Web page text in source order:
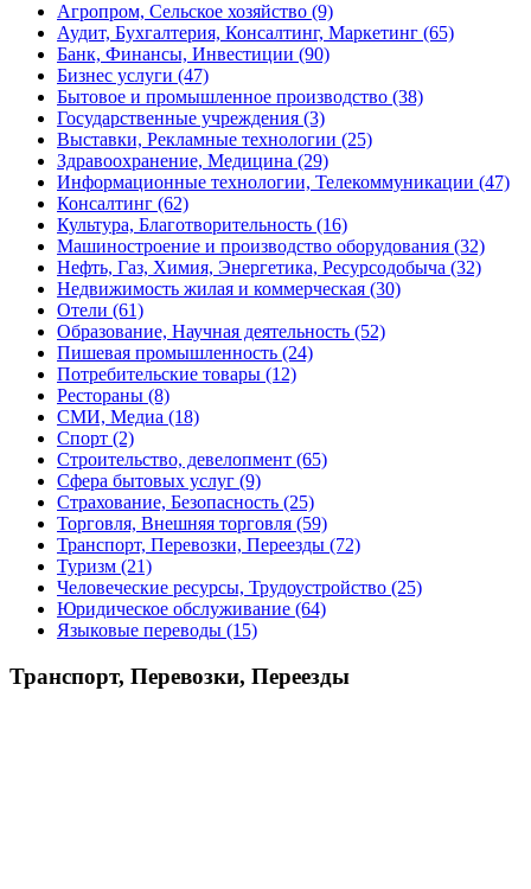
Агропром, Сельское хозяйство (9)
Аудит, Бухгалтерия, Консалтинг, Маркетинг (65)
Банк, Финансы, Инвестиции (90)
Бизнес услуги (47)
Бытовое и промышленное производство (38)
Государственные учреждения (3)
Выставки, Рекламные технологии (25)
Здравоохранение, Медицина (29)
Информационные технологии, Телекоммуникации (47)
Консалтинг (62)
Культура, Благотворительность (16)
Машиностроение и производство оборудования (32)
Нефть, Газ, Химия, Энергетика, Ресурсодобыча (32)
Недвижимость жилая и коммерческая (30)
Отели (61)
Образование, Научная деятельность (52)
Пишевая промышленность (24)
Потребительские товары (12)
Рестораны (8)
СМИ, Медиа (18)
Спорт (2)
Строительство, девелопмент (65)
Сфера бытовых услуг (9)
Страхование, Безопасность (25)
Торговля, Внешняя торговля (59)
Транспорт, Перевозки, Переезды (72)
Туризм (21)
Человеческие ресурсы, Трудоустройство (25)
Юридическое обслуживание (64)
Языковые переводы (15)
Транспорт, Перевозки, Переезды